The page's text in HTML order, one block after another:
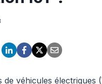
de véhicules électriques